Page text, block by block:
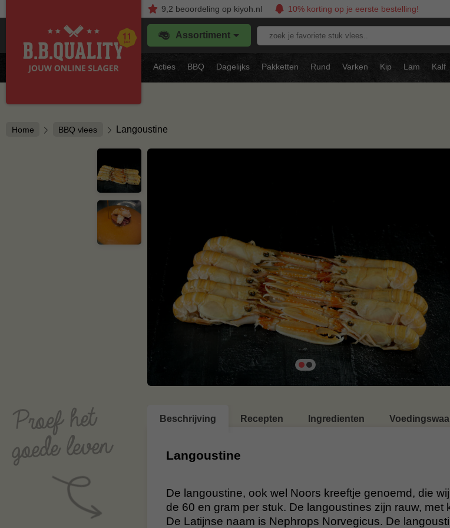
9,2 beoordelingop kiyoh.nl 10% korting op je eerste bestelling!
Assortiment
Zoek
stuk
vlees..
Acties BBQ Dagelijks Pakketten Rund Varken Kip Lam Kalf
Home BBQ vlees Langoustine
Beschrijving Recepten Ingredienten
Langoustine
De langoustine, ook wel Noors kreeftje genoemd, die
de 60 en gram per stuk. De langoustines zijn rauw, met
De Latijnse naam is Nephrops Norvegicus. De